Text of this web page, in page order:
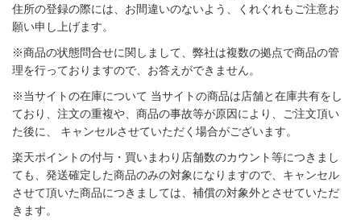
住所の登録の際には、お間違いのないよう、くれぐれもご注意お
願い申し上げます。
※商品の状態問合せに関しまして、弊社は複数の拠点で商品の管
理を行っておりますので、お答えができません。
※当サイトの在庫について 当サイトの商品は店舗と在庫共有をし
ており、注文の重複や、商品の事故等が原因により、ご注文頂い
た後に、 キャンセルさせていただく場合がございます。
楽天ポイントの付与・買いまわり店舗数のカウント等につきまし
ても、発送確定した商品のみの対象になりますので、キャンセル
させて頂いた商品につきましては、補償の対象外とさせていただ
きます。